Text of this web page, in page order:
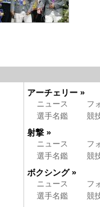
アーチェリー »
ニュース
フ
選手名鑑
競
射撃 »
ニュース
フ
選手名鑑
競
ボクシング »
ニュース
フ
選手名鑑
競